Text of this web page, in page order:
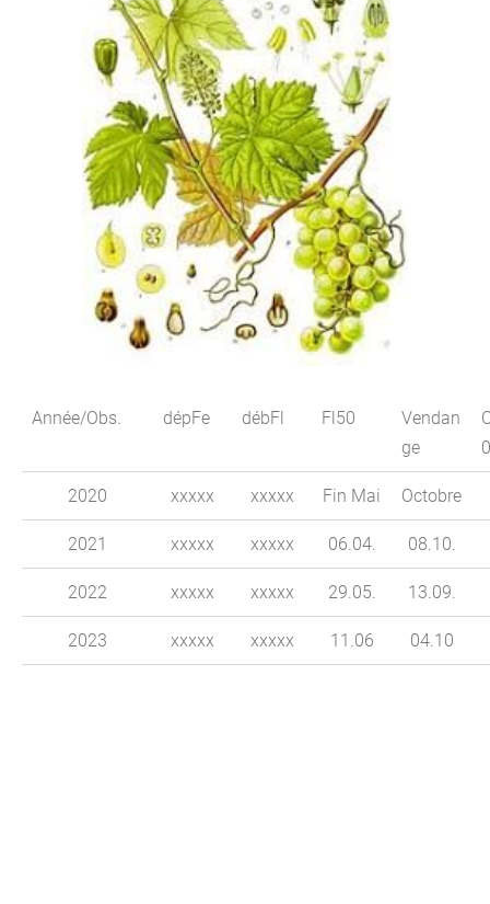
Année/Obs. dépFe débFl Fl50
Vendan
ge
0
2020 xxxxx xxxxx Fin Mai Octobre
2021 xxxxx xxxxx 06.04. 08.10.
2022 xxxxx xxxxx 29.05. 13.09.
2023 xxxxx xxxxx 11.06 04.10